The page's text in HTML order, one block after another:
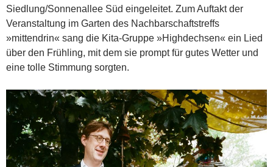
Siedlung/Sonnenallee Süd eingeleitet. Zum Auftakt der
Veranstaltung im Garten des Nachbarschaftstreffs
»mittendrin« sang die Kita-Gruppe »Highdechsen« ein Lied
über den Frühling, mit dem sie prompt für gutes Wetter und
eine tolle Stimmung sorgten.